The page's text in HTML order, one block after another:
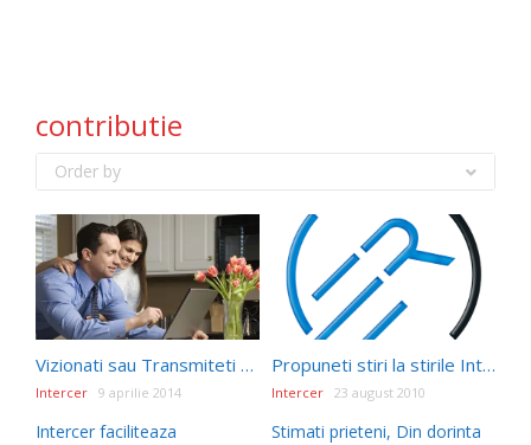
contributie
Order by
Vizionati sau Transmiteti prin Intercer Tv
Intercer 9 aprilie 2014
Intercer faciliteaza
Propuneti stiri la stirile Intercer!
Intercer 23 august 2010
Stimati prieteni, Din dorinta